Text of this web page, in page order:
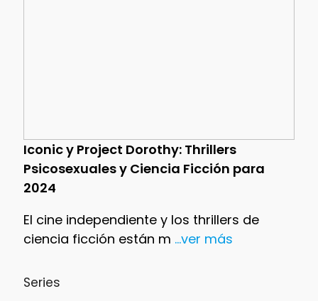
Iconic y Project Dorothy: Thrillers
Psicosexuales y Ciencia Ficción para
2024
El cine independiente y los thrillers de
ciencia ficción están m ...ver más
Series